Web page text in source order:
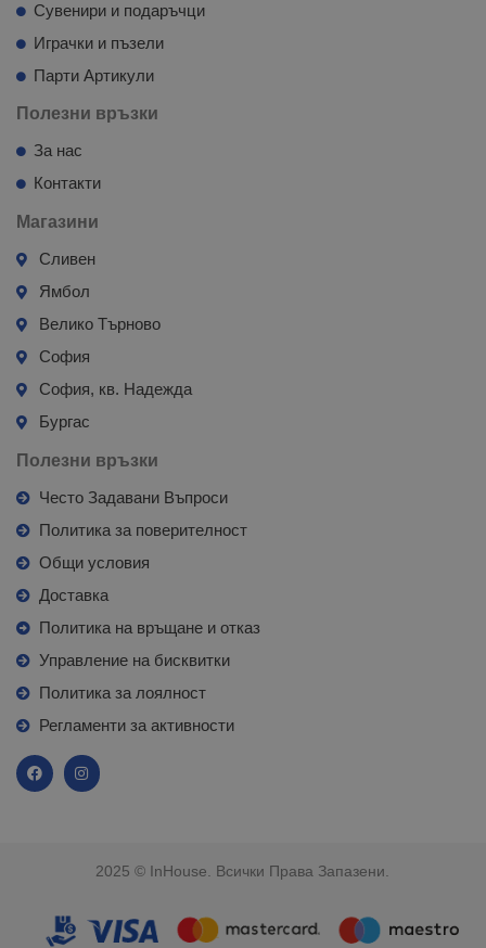
Сувенири и подаръчци
Играчки и пъзели
Парти Артикули
Полезни връзки
За нас
Контакти
Магазини
Сливен
Ямбол
Велико Търново
София
София, кв. Надежда
Бургас
Полезни връзки
Често Задавани Въпроси
Политика за поверителност
Общи условия
Доставка
Политика на връщане и отказ
Управление на бисквитки
Политика за лоялност
Регламенти за активности
2025 © InHouse. Всички Права Запазени.